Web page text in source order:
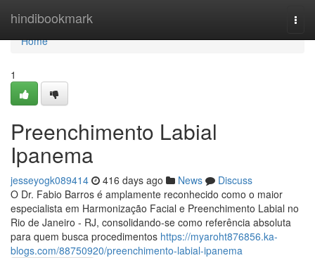
hindibookmark
Home
Home
1
Preenchimento Labial
Ipanema
jesseyogk089414 416 days ago News
Discuss
O Dr. Fabio Barros é amplamente reconhecido como o maior
especialista em Harmonização Facial e Preenchimento Labial no
Rio de Janeiro - RJ, consolidando-se como referência absoluta
para quem busca procedimentos https://myaroht876856.ka-
blogs.com/88750920/preenchimento-labial-ipanema